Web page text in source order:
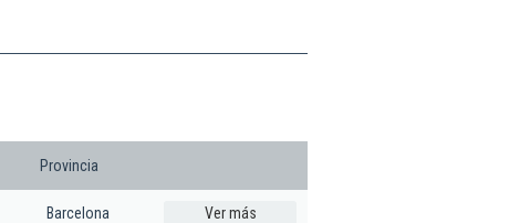
Provincia
Barcelona Ver más